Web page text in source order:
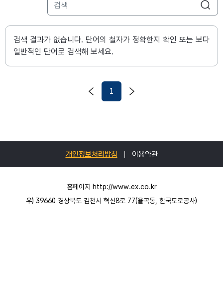
검색 결과가 없습니다. 단어의 철자가 정확한지 확인 또는 보다
일반적인 단어로 검색해 보세요.
1
개인정보처리방침 이용약관
홈페이지 http://www.ex.co.kr
우) 39660 경상북도 김천시 혁신8로 77(율곡동, 한국도로공사)